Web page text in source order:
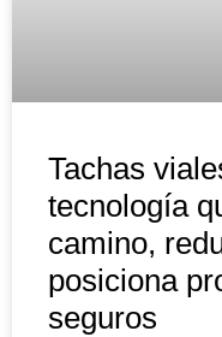
Tachas
tecnología
camino,
posiciona
seguros